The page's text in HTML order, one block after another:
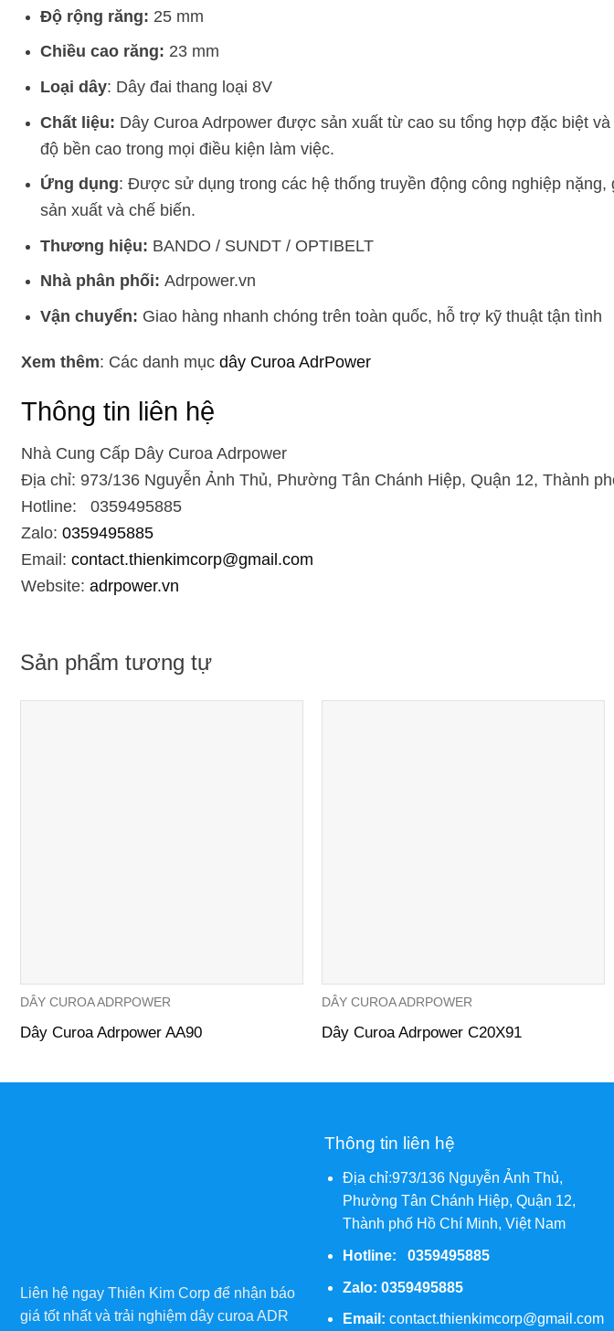
Độ rộng răng: 25 mm
Chiều cao răng: 23 mm
Loại dây: Dây đai thang loại 8V
Chất liệu: Dây Curoa Adrpower được sản xuất từ cao su tổng hợp đặc biệt
độ bền cao trong mọi điều kiện làm việc.
Ứng dụng: Được sử dụng trong các hệ thống truyền động công nghiệp
sản xuất và chế biến.
Thương hiệu: BANDO / SUNDT / OPTIBELT
Nhà phân phối: Adrpower.vn
Vận chuyển: Giao hàng nhanh chóng trên toàn quốc, hỗ trợ kỹ thuật tận tình
Xem thêm: Các danh mục dây Curoa AdrPower
Thông tin liên hệ
Nhà Cung Cấp Dây Curoa Adrpower
Địa chỉ: 973/136 Nguyễn Ảnh Thủ, Phường Tân Chánh Hiệp, Quận 12, Thành
Hotline: 0359495885
Zalo: 0359495885
Email: contact.thienkimcorp@gmail.com
Website: adrpower.vn
Sản phẩm tương tự
DÂY CUROA ADRPOWER
Dây Curoa Adrpower AA90
DÂY CUROA ADRPOWER
Dây Curoa Adrpower C20X91
Liên hệ ngay Thiên Kim Corp để nhận báo
giá tốt nhất và trải nghiệm dây curoa ADR
Thông tin liên hệ
Địa chỉ:973/136 Nguyễn Ảnh Thủ,
Phường Tân Chánh Hiệp, Quận 12,
Thành phố Hồ Chí Minh, Việt Nam
Hotline: 0359495885
Zalo: 0359495885
Email: contact.thienkimcorp@gmail.com